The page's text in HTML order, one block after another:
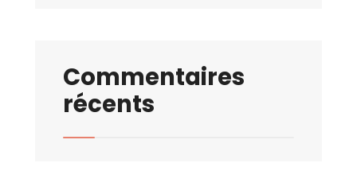
Commentaires
récents